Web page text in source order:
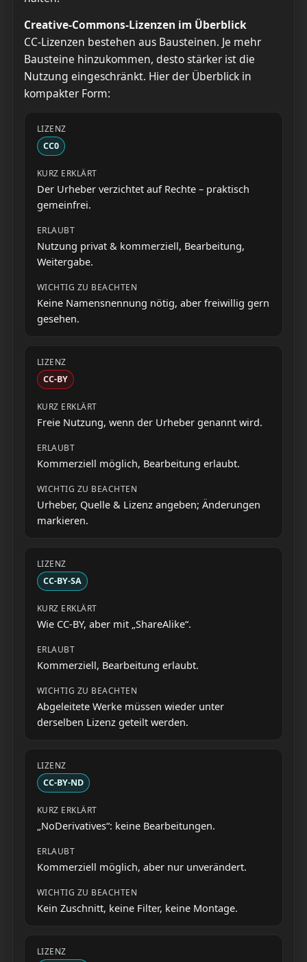
Creative-Commons-Lizenzen im Überblick
CC-Lizenzen bestehen aus Bausteinen. Je mehr
Bausteine hinzukommen, desto stärker ist die
Nutzung eingeschränkt. Hier der Überblick in
kompakter Form:
CC0
Der Urheber verzichtet auf Rechte – praktisch
gemeinfrei.
Nutzung privat & kommerziell, Bearbeitung,
Weitergabe.
Keine Namensnennung nötig, aber freiwillig gern
gesehen.
CC-BY
Freie Nutzung, wenn der Urheber genannt wird.
Kommerziell möglich, Bearbeitung erlaubt.
Urheber, Quelle & Lizenz angeben; Änderungen
markieren.
CC-BY-SA
Wie CC-BY, aber mit „ShareAlike“.
Kommerziell, Bearbeitung erlaubt.
Abgeleitete Werke müssen wieder unter
derselben Lizenz geteilt werden.
CC-BY-ND
„NoDerivatives“: keine Bearbeitungen.
Kommerziell möglich, aber nur unverändert.
Kein Zuschnitt, keine Filter, keine Montage.